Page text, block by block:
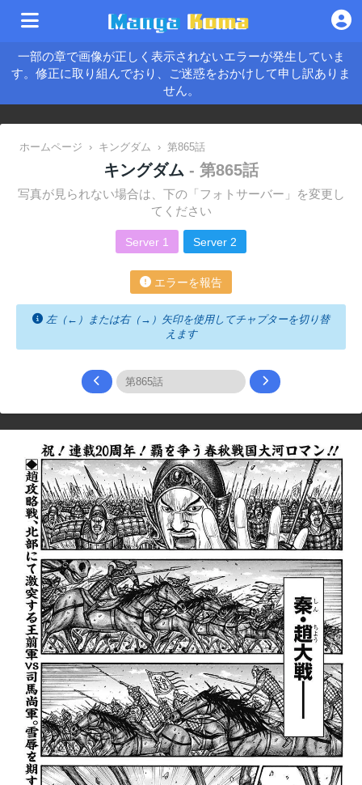
一部の章で画像が正しく表示されないエラーが発生していま
す。修正に取り組んでおり、ご迷惑をおかけして申し訳ありま
せん。
ホームページ › キングダム › 第865話
キングダム - 第865話
写真が見られない場合は、下の「フォトサーバー」を変更し
てください
Server 1 Server 2
エラーを報告
左（←）または右（→）矢印を使用してチャプターを切り替
えます